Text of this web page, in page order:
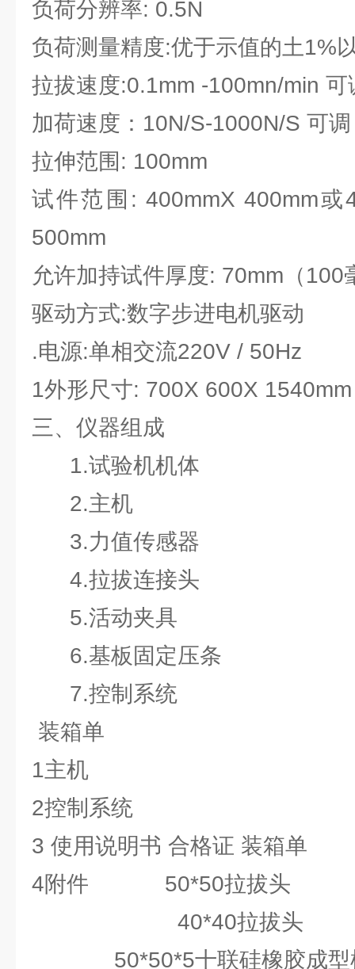
负荷分辨率: 0.5N
负荷测量精度:优于示值的土1%
拉拔速度:0.1mm -100mn/min 可
加荷速度：10N/S-1000N/S 可调
拉伸范围: 100mm
试件范围: 400mmX 400mm或
500mm
允许加持试件厚度: 70mm（100
驱动方式:数字步进电机驱动
.电源:单相交流220V / 50Hz
1外形尺寸: 700X 600X
三、仪器组成
1.试验机机体
2.主机
3.力值传感器
4.拉拔连接头
5.活动夹具
6.基板固定压条
7.控制系统
装箱单
1主机
2控制系
3 使用说明书 合格证 装
4附件 50*50拉
40*40拉拔
50*50*5十联硅橡胶